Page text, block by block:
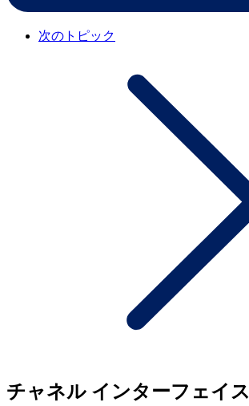
次のトピック
チャネル インターフェイス